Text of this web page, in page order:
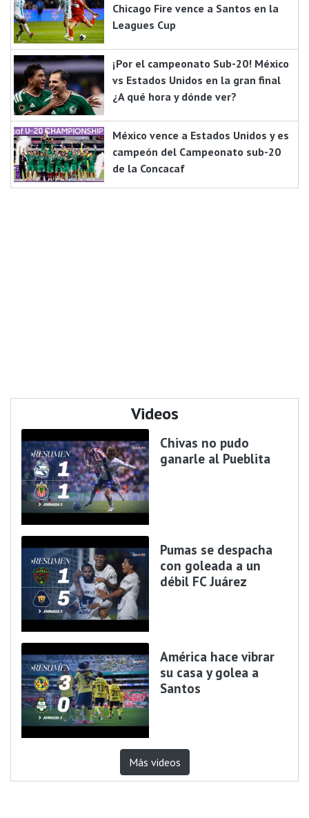
Chicago Fire vence a Santos en la
Leagues Cup
¡Por el campeonato Sub-20! México
vs Estados Unidos en la gran final
¿A qué hora y dónde ver?
México vence a Estados Unidos y es
campeón del Campeonato sub-20
de la Concacaf
Videos
Chivas no pudo
ganarle al Pueblita
Pumas se despacha
con goleada a un
débil FC Juárez
América hace vibrar
su casa y golea a
Santos
Más videos